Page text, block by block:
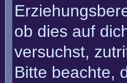
ob dies auf
versuchst,
Bitte beachte,